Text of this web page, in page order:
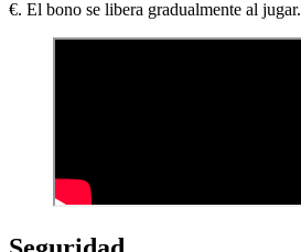
€. El bono se libera gradualmente al jugar.